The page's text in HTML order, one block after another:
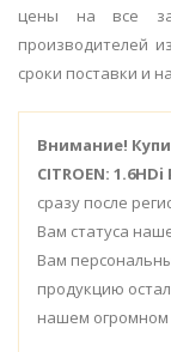
цены на все
производителей
сроки поставки и
Внимание!
CITROEN: 1.6HDi
сразу после
Вам статуса
Вам
продукцию
нашем огромном